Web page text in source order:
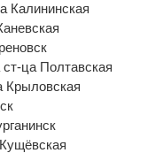
Калининская
ца Полтавская
Крыловская